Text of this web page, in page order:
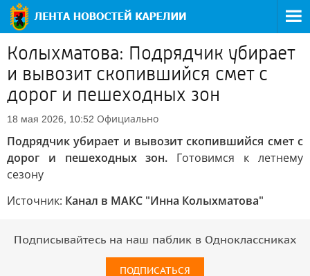
Колыхматова: Подрядчик убирает
и вывозит скопившийся смет с
дорог и пешеходных зон
18 мая 2026, 10:52 Официально
Подрядчик убирает и вывозит скопившийся смет с
дорог и пешеходных зон. Готовимся к летнему
сезону
Источник: Канал в МАКС "Инна Колыхматова"
Подписывайтесь на наш паблик в Одноклассниках
ПОДПИСАТЬСЯ